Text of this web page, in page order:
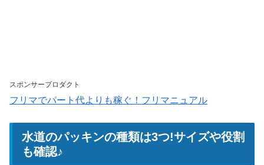
スポンサープロダクト
フリマでパート代よりも稼ぐ！フリマニュアル
水道のパッキンの種類は3つ!サイズや役割
も確認♪